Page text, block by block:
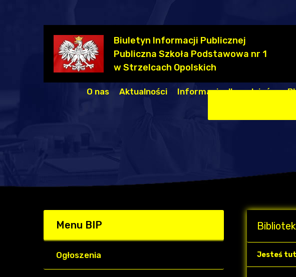
Biuletyn Informacji Publicznej
Publiczna Szkoła Podstawowa nr 1
w Strzelcach Opolskich
O nas Aktualności Informacje dla rodziców
Menu BIP
Ogłoszenia Jesteś